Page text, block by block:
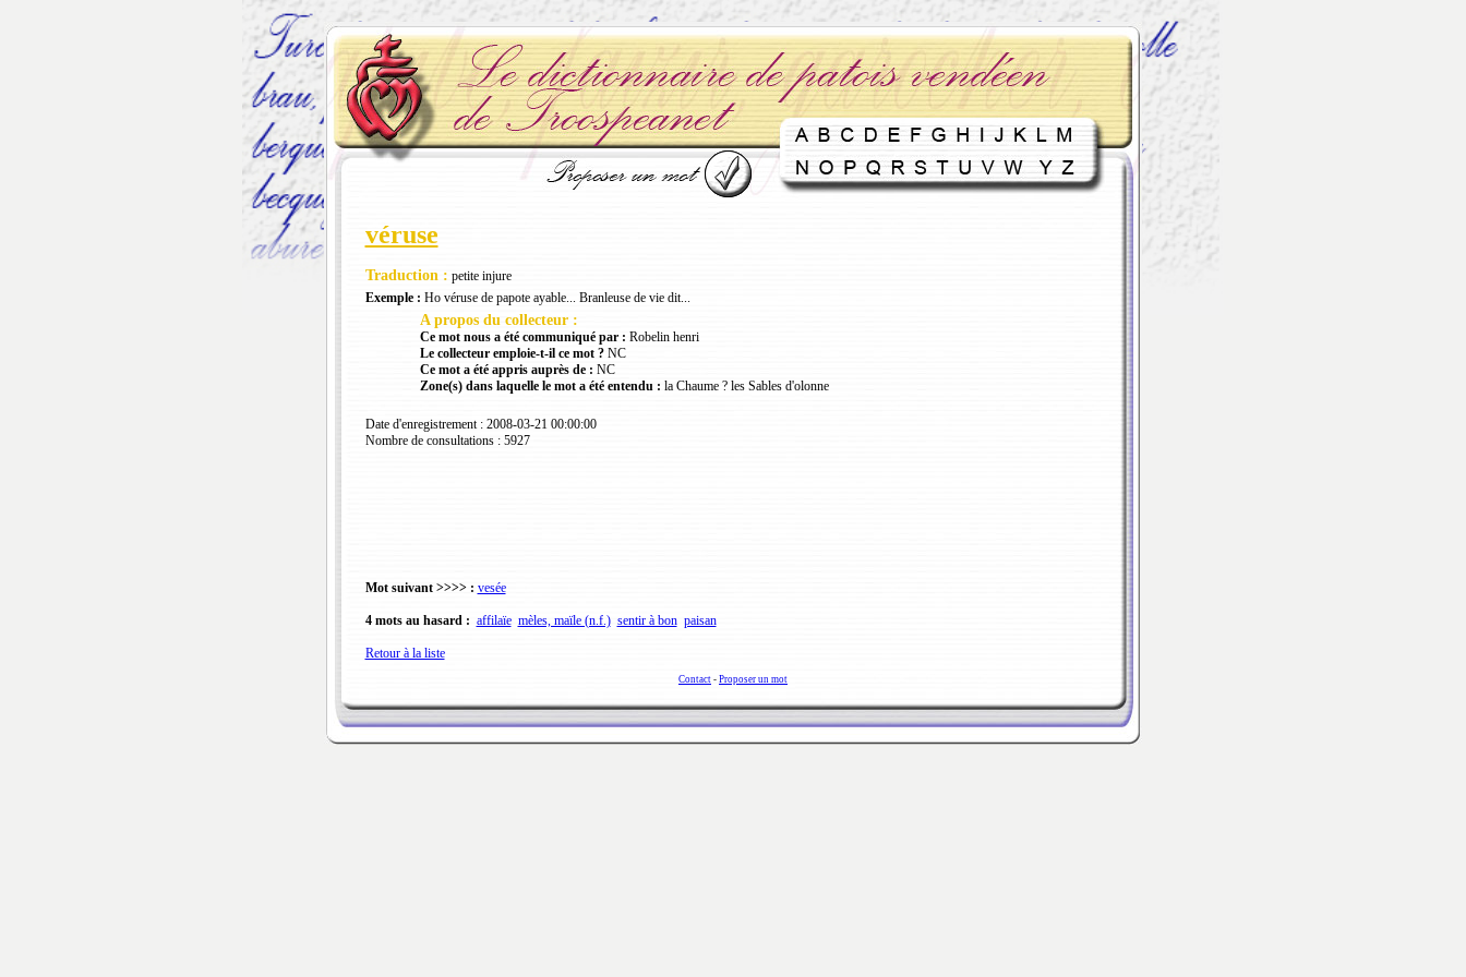
véruse
Traduction : petite injure
Exemple : Ho véruse de papote ayable... Branleuse de vie dit...
A propos du collecteur :
Ce mot nous a été communiqué par : Robelin henri
Le collecteur emploie-t-il ce mot ?NC
Ce mot a été appris auprès de : NC
Zone(s) dans laquelle le mot a été entendu : la Chaume ? les Sables d'olonne
Date d'enregistrement : 2008-03-21 00:00:00
Nombre de consultations : 5927
Mot suivant >>>> : vesée
4 mots au hasard : affilaïe mèles, maïle (n.f.) sentir à bon paisan
Retour à la liste
Contact - Proposer un mot